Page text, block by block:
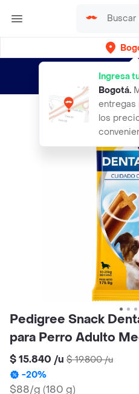
Ingresa
Bogotá.
entregas
los
envíos gratis por
Pedigree Snack
para Perro Adulto
$ 15.840 /u $ 19.800/u
-20%
$88/g (180 g)